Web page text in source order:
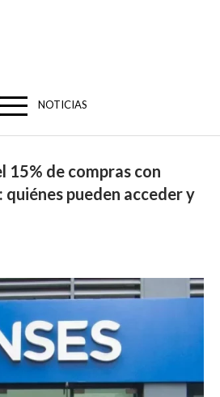
NOTICIAS
15% de compras con
pueden acceder y